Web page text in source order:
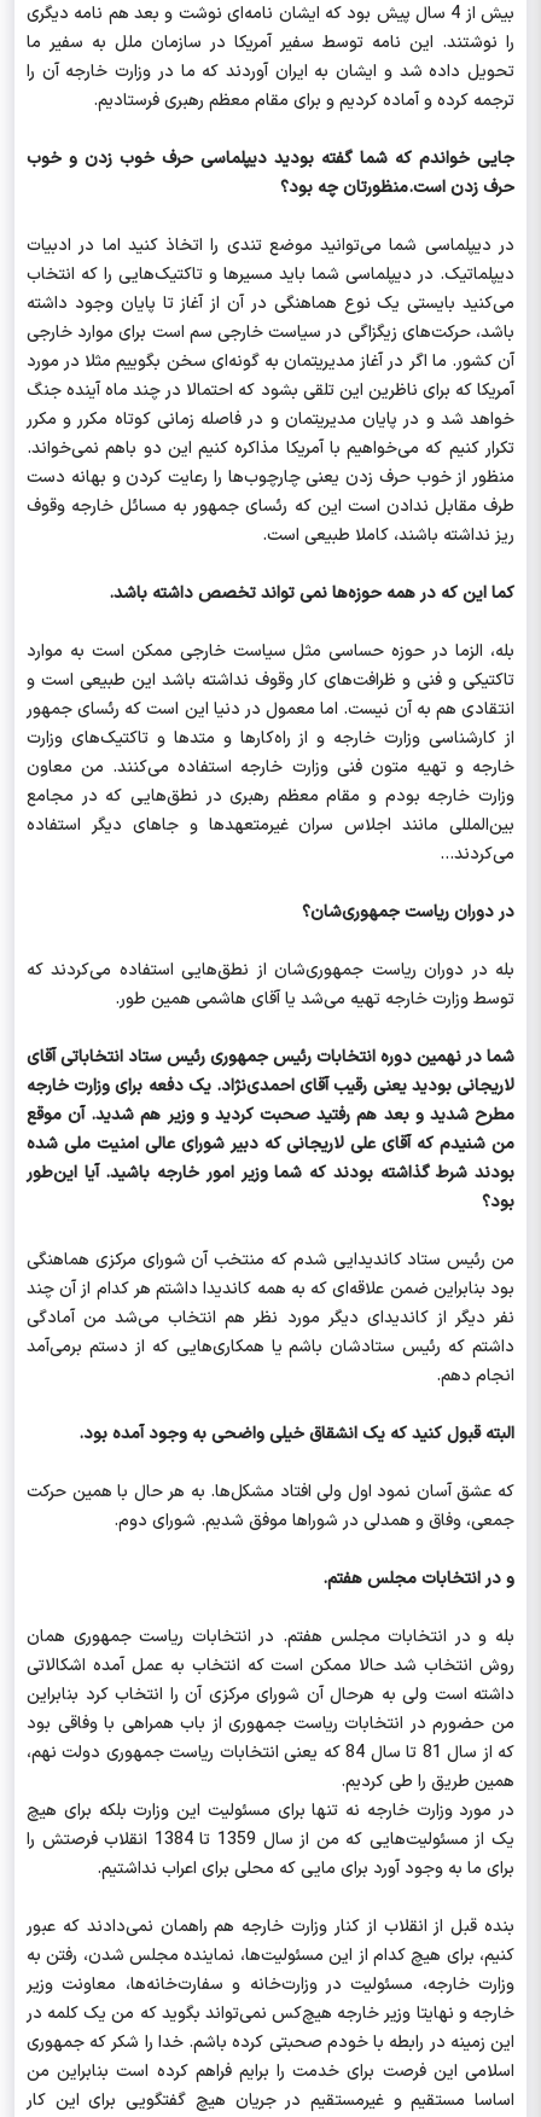
بیش از 4 سال پیش بود که ایشان نامه‌ای نوشت و بعد هم نامه دیگری
را نوشتند. این نامه توسط سفیر آمریکا در سازمان ملل به سفیر ما
تحویل داده شد و ایشان به ایران آوردند که ما در وزارت خارجه آن را
ترجمه کرده و آماده کردیم و برای مقام معظم رهبری فرستادیم.
جایی خواندم که شما گفته بودید دیپلماسی حرف خوب زدن و خوب
حرف زدن است.منظورتان چه بود؟
در دیپلماسی شما می‌توانید موضع تندی را اتخاذ کنید اما در ادبیات
دیپلماتیک. در دیپلماسی شما باید مسیرها و تاکتیک‌هایی را که انتخاب
می‌کنید بایستی یک نوع هماهنگی در آن از آغاز تا پایان وجود داشته
باشد، حرکت‌های زیگزاگی در سیاست خارجی سم است برای موارد خارجی
آن کشور. ما اگر در آغاز مدیریتمان به گونه‌ای سخن بگوییم مثلا در مورد
آمریکا که برای ناظرین این تلقی بشود که احتمالا در چند ماه آینده جنگ
خواهد شد و در پایان مدیریتمان و در فاصله زمانی کوتاه مکرر و مکرر
تکرار کنیم که می‌خواهیم با آمریکا مذاکره کنیم این‌ دو باهم نمی‌خواند.
منظور از خوب حرف زدن یعنی چارچوب‌ها را رعایت کردن و بهانه دست
طرف مقابل ندادن است این که رئسای جمهور به مسائل خارجه وقوف
ریز نداشته باشند، کاملا طبیعی است.
کما این که در همه حوزه‌ها نمی تواند تخصص داشته باشد.
بله، الزما در حوزه حساسی مثل سیاست خارجی ممکن است به موارد
تاکتیکی و فنی و ظرافت‌های کار وقوف نداشته باشد این طبیعی است و
انتقادی هم به آن نیست. اما معمول در دنیا این است که رئسای جمهور
از کارشناسی وزارت خارجه و از راه‌کارها و متدها و تاکتیک‌های وزارت
خارجه و تهیه متون فنی وزارت خارجه استفاده می‌کنند. من معاون
وزارت خارجه بودم و مقام معظم رهبری در نطق‌هایی که در مجامع
بین‌المللی مانند اجلاس سران غیرمتعهدها و جاهای دیگر استفاده
می‌کردند...
در دوران ریاست جمهوری‌شان؟
بله در دوران ریاست جمهوری‌شان از نطق‌هایی استفاده می‌کردند که
توسط وزارت خارجه تهیه می‌شد یا آقای هاشمی همین طور.
شما در نهمین دوره انتخابات رئیس جمهوری رئیس ستاد انتخاباتی آقای
لاریجانی بودید یعنی رقیب آقای احمدی‌نژاد. یک دفعه برای وزارت خارجه
مطرح شدید و بعد هم رفتید صحبت کردید و وزیر هم شدید. آن موقع
من شنیدم که آقای علی لاریجانی که دبیر شورای عالی امنیت ملی شده
بودند شرط گذاشته بودند که شما وزیر امور خارجه باشید. آیا این‌طور
بود؟
من رئیس ستاد کاندیدایی شدم که منتخب آن شورای مرکزی هماهنگی
بود بنابراین ضمن علاقه‌ای که به همه کاندیدا داشتم هر کدام از آن چند
نفر دیگر از کاندیدای دیگر مورد نظر هم انتخاب می‌شد من آمادگی
داشتم که رئیس ستادشان باشم یا همکاری‌هایی که از دستم برمی‌آمد
انجام دهم.
البته قبول کنید که یک انشقاق خیلی واضحی به وجود آمده بود.
که عشق آسان نمود اول ولی افتاد مشکل‌ها. به هر حال با همین حرکت
جمعی، وفاق و همدلی در شوراها موفق شدیم. شورای دوم.
و در انتخابات مجلس هفتم.
بله و در انتخابات مجلس هفتم. در انتخابات ریاست جمهوری همان
روش انتخاب شد حالا ممکن است که انتخاب به عمل آمده اشکالاتی
داشته است ولی به هرحال آن شورای مرکزی آن را انتخاب کرد بنابراین
من حضورم در انتخابات ریاست جمهوری از باب همراهی با وفاقی بود
که از سال 81 تا سال 84 که یعنی انتخابات ریاست جمهوری دولت نهم،
همین طریق را طی کردیم.
در مورد وزارت خارجه نه تنها برای مسئولیت این وزارت بلکه برای هیچ
یک از مسئولیت‌هایی که من از سال 1359 تا 1384 انقلاب فرصتش را
برای ما به وجود آورد برای مایی که محلی برای اعراب نداشتیم.
بنده قبل از انقلاب از کنار وزارت خارجه هم راهمان نمی‌دادند که عبور
کنیم، برای هیچ کدام از این مسئولیت‌ها، نماینده مجلس شدن، رفتن به
وزارت خارجه، مسئولیت در وزارت‌خانه و سفارت‌خانه‌ها، معاونت وزیر
خارجه و نهایتا وزیر خارجه هیچ‌کس نمی‌تواند بگوید که من یک کلمه در
این زمینه در رابطه با خودم صحبتی کرده باشم. خدا را شکر که جمهوری
اسلامی این فرصت برای خدمت را برایم فراهم کرده است بنابراین من
اساسا مستقیم و غیرمستقیم در جریان هیچ‌ گفتگویی برای این کار